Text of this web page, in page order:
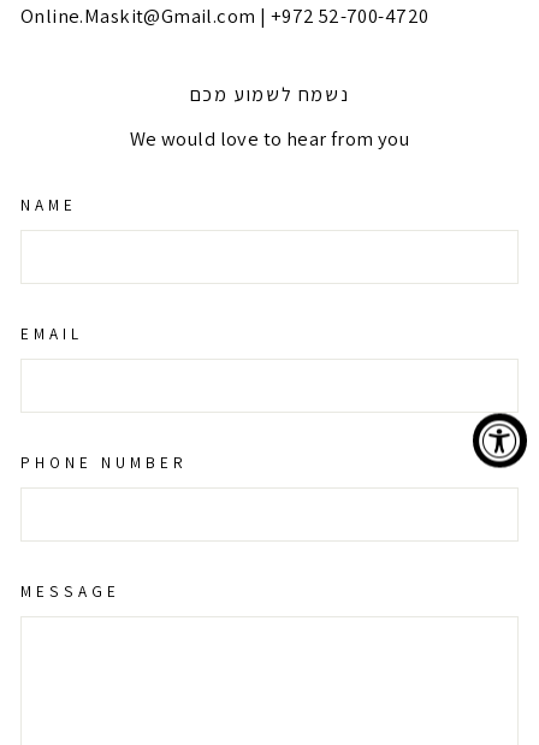
Online.Maskit@Gmail.com | ‎+972 52-700-4720
נשמח לשמוע מכם
We would love to hear from you
NAME
EMAIL
PHONE NUMBER
MESSAGE